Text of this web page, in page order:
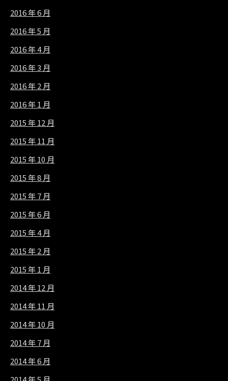
2016 年 6 月
2016 年 5 月
2016 年 4 月
2016 年 3 月
2016 年 2 月
2016 年 1 月
2015 年 12 月
2015 年 11 月
2015 年 10 月
2015 年 8 月
2015 年 7 月
2015 年 6 月
2015 年 4 月
2015 年 2 月
2015 年 1 月
2014 年 12 月
2014 年 11 月
2014 年 10 月
2014 年 7 月
2014 年 6 月